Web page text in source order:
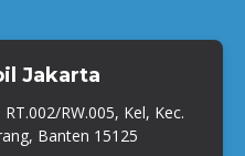
Jakarta
RW.005, Kel, Kec.
Banten 15125